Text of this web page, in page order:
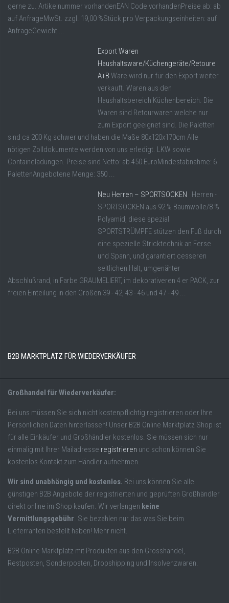
gerne zu. Artikelnummer vorhandenEAN Code vorhandenPreise ab: ab
auf AnfrageMwSt. zzgl. 19,00 %Stück pro Verpackungseinheiten: auf
AnfrageGewicht ...
Export Waren
Haushaltsware/Küchengeräte/Retoure
A+B Ware wird nur für den Export weiter
verkauft. Waren aus den
Haushaltsbereich Küchenbereich. Die
Waren sind Retourwaren welche nur
zum Export geeignet sind. Die Paletten
sind ca 200 Kg schwer und haben die Maße 80x120x170cm Alle
nötigen Zolldokumente werden von uns erledigt. LKW sowie
Containeladungen. Preise sind Netto: ab 450 EuroMindestabnahme: 6
PalettenAngebotene Menge: 350 ...
Neu Herren – SPORTSOCKEN
Herren -
SPORTSOCKEN aus 92 % Baumwolle/8 %
Polyamid, diese spezial
SPORTSTRÜMPFE stützen den Fuß durch
eine spezielle Stricktechnik an Ferse
und Spann, und garantiert cesseren
seitlichen Halt, umgenähter
Abschlußrand, in Farbe GRAUMELIERT, im dekorativeren 4 er PACK, zur
freien Einteilung in den Größen 39 - 42, 43 - 46 und 47 - 49 ...
B2B MARKTPLATZ FÜR WIEDERVERKÄUFER
Großhandel für Wiederverkäufer:
Bei uns müssen Sie sich nicht kostenpflichtig registrieren oder Ihre
Persönlichen Daten hinterlassen! Unser B2B Online Marktplatz Shop ist
für alle Einkäufer und Großhändler kostenlos. Sie müssen sich nur
einmalig mit Ihrer Mailadresse registrieren und schon können Sie
kostenlos Kontakt zum Händler aufnehmen.
Wir sind unabhängig und kostenlos. Bei uns können Sie alle
günstigen B2B Angebote der registrierten und geprüften Großhändler
direkt online im Shop kaufen. Wir verlangen keine
Vermittlungsgebühr. Sie bezahlen nur das was Sie beim
Lieferranten bestellt haben! Mehr nicht.
B2B Online Marktplatz mit Produkten aus den Grosshandel,
Restposten, Sonderposten, Dropshipping und Insolvenzwaren.